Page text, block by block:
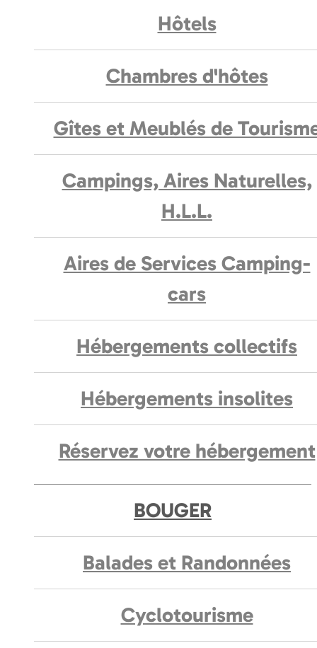
Hôtels
Chambres d'hôtes
Gîtes et Meublés de
Campings, Aires Naturelles,
H.L.L.
Aires de Services Camping-
cars
Hébergements collectifs
Hébergements insolites
Réservez votre hébergement
BOUGER
Balades et Randonnées
Cyclotourisme